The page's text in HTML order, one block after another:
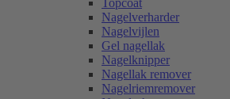
Topcoat
Nagelverharder
Nagelvijlen
Gel nagellak
Nagelknipper
Nagellak remover
Nagelriemremover